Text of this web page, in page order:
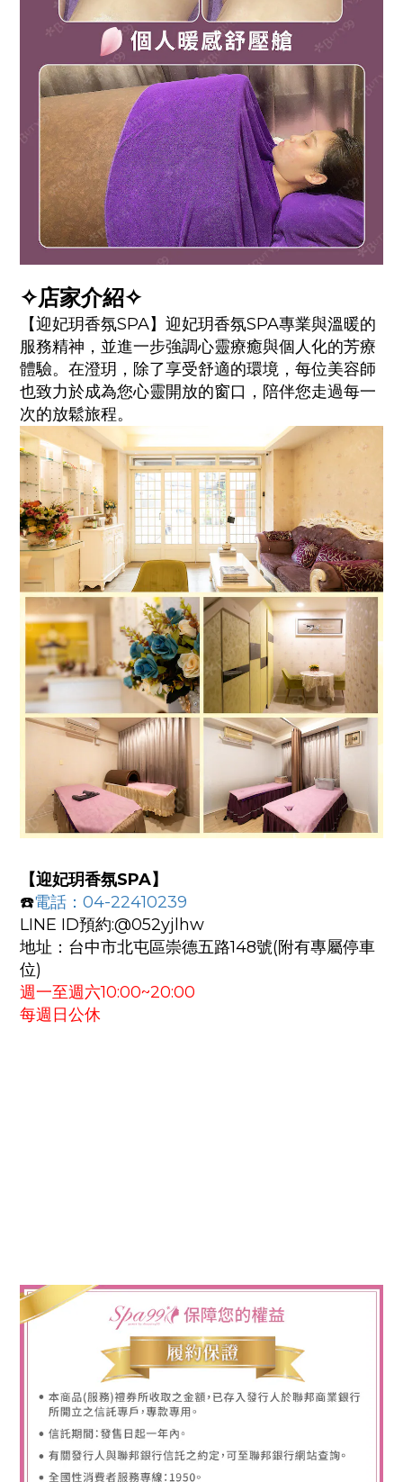
✧店家介紹✧
【迎妃玥香氛SPA】迎妃玥香氛SPA專業與溫暖的
服務精神，並進一步強調心靈療癒與個人化的芳療
體驗。在澄玥，除了享受舒適的環境，每位美容師
也致力於成為您心靈開放的窗口，陪伴您走過每一
次的放鬆旅程。
【迎妃玥香氛SPA】
☎️電話：04-22410239
LINE ID預約:@052yjlhw
地址：台中市北屯區崇德五路148號(附有專屬停車
位)
週一至週六10:00~20:00
每週日公休